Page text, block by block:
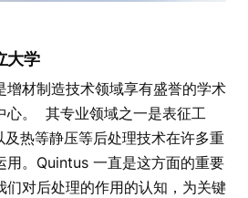
大学
增材制造技术领域享有盛誉的学术
心。 其专业领域之一是表征工
热等静压等后处理技术在许多重
用。Quintus 一直是这方面的重要
们对后处理的作用的认知，为关键